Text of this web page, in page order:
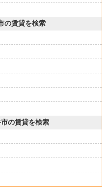
の賃貸を検索
の賃貸を検索